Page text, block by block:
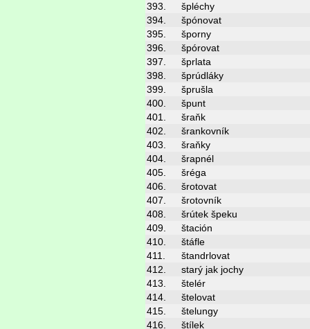
393.
špléchy
394.
špónovat
395.
šporny
396.
špórovat
397.
šprlata
398.
šprúdláky
399.
šprušla
400.
špunt
401.
šraňk
402.
šrankovník
403.
šraňky
404.
šrapnél
405.
šréga
406.
šrotovat
407.
šrotovník
408.
šrútek špeku
409.
štación
410.
štáfle
411.
štandrlovat
412.
starý jak jochy
413.
štelér
414.
štelovat
415.
štelungy
416.
štílek